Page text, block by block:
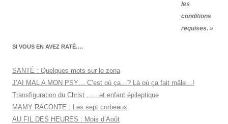
les
conditions
requises. »
SI VOUS EN AVEZ RATÉ….
SANTÉ : Quelques mots sur le zona
J’AI MAL A MON PSY… C’est où ça…? Là où ça fait mâle…!
Transfiguration du Christ ….. et enfant épileptique
MAMY RACONTE : Les sept corbeaux
AU FIL DES HEURES : Mois d’Août